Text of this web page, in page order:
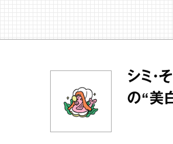
シミ
の“美